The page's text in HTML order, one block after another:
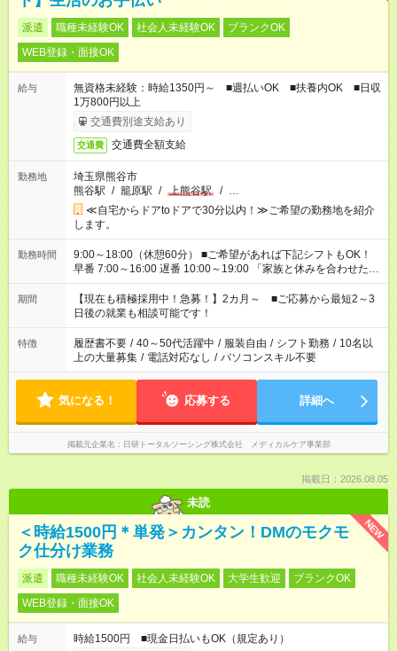
派遣 職種未経験OK 社会人未経験OK
ブランクOK
WEB登録・面接OK
給与
無資格未経験：時給1350円～ ■週払いOK ■扶養内OK ■日収
1万800円以上
交通費別途支給あり
交通費 交通費全額支給
勤務地
埼玉県熊谷市
熊谷駅 / 籠原駅 / 上熊谷駅 / …
≪自宅からドアtoドアで30分以内！≫ご希望の勤務地を紹介
します。
勤務時間
9:00～18:00（休憩60分） ■ご希望があれば下記シフトもOK！
早番 7:00～16:00 遅番 10:00～19:00 「家族と休みを合わせた
い」 「余裕を持って夕飯の準備がしたい」 「できれば残業はし
たくない」 など、ご希望を教えてくださいね。 ※Wワーク希望
の方へ 今ご覧のお仕事で希望する勤務時間と、もう1つのお仕事
の勤務時間。 合計で週40時間を超える場合は応募できません。
期間
【現在も積極採用中！急募！】2カ月～ ■ご応募から最短2～3
日後の就業も相談可能です！
特徴 履歴書不要 / 40～50代活躍中 / 服装自由 / シフト勤務 / 10名以
上の大量募集 / 電話対応なし / パソコンスキル不要
気になる！ 応募する 詳細へ
掲載元企業名 日研トータルソーシング株式会社 メディカルケア事業部
掲載日：2026.08.05
未読
NEW
＜時給1500円＊単発＞カンタン！DMのモクモ
ク仕分け業務
派遣 職種未経験OK 社会人未経験OK 大学生歓迎
ブランクOK
WEB登録・面接OK
給与
時給1500円 ■現金日払いもOK（規定あり）